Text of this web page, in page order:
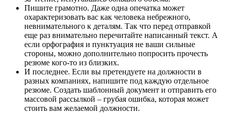
Пишите грамотно. Даже одна опечатка может
охарактеризовать вас как человека небрежного,
невнимательного к деталям. Так что перед отправкой
еще раз внимательно перечитайте написанный текст. А
если орфография и пунктуация не ваши сильные
стороны, можно дополнительно попросить прочесть
резюме кого-то из близких.
И последнее. Если вы претендуете на должности в
разных компаниях, напишите под каждую отдельное
резюме. Создать шаблонный документ и отправить его
массовой рассылкой – грубая ошибка, которая может
стоить вам желаемой должности.